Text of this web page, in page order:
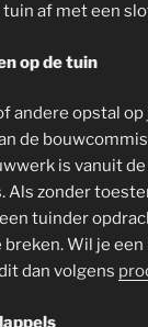
af met een
op de tuin
andere opstal
de
is vanuit
Als zonder
tuinder
Wil je
dan volgens